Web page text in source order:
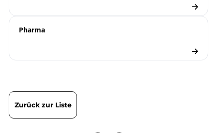
Pharma
Zurück zur Liste